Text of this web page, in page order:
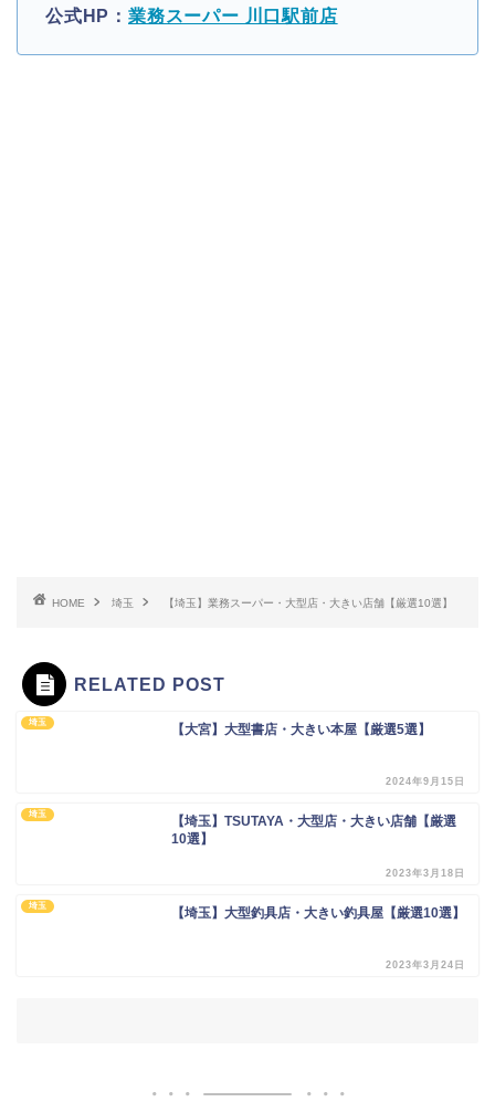
公式HP： 業務スーパー 川口駅前店
HOME 埼玉 【埼玉】業務スーパー・大型店・大きい店舗【厳選10選】
RELATED POST
埼玉 【大宮】大型書店・大きい本屋【厳選5選】
2024年9月15日
埼玉
【埼玉】TSUTAYA・大型店・大きい店舗【厳選
10選】
2023年3月18日
埼玉 【埼玉】大型釣具店・大きい釣具屋【厳選10選】
2023年3月24日